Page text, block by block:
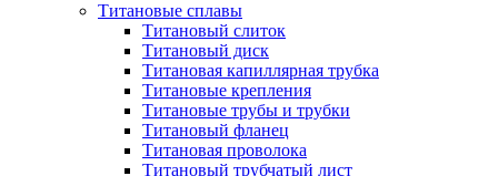
Титановые сплавы
Титановый слиток
Титановый диск
Титановая капиллярная трубка
Титановые крепления
Титановые трубы и трубки
Титановый фланец
Титановая проволока
Титановый трубчатый лист